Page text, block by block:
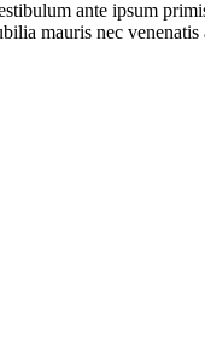
ante ipsum
mauris nec venenatis